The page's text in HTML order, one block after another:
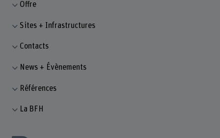
Offre
Sites + Infrastructures
Contacts
News + Évènements
Références
La BFH